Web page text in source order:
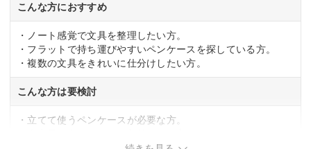
こんな方におすすめ
・ノート感覚で文具を整理したい方。
・フラットで持ち運びやすいペンケースを探している方。
・複数の文具をきれいに仕分けしたい方。
こんな方は要検討
・立てて使うペンケースが必要な方。